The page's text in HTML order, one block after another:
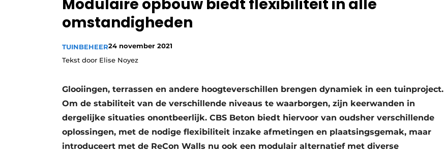
Vacature aanmelden
Video’s
Modulaire opbouw biedt flexibiliteit in alle
omstandigheden
TUINBEHEER24 november 2021
Tekst door Elise Noyez
Glooiingen, terrassen en andere hoogteverschillen brengen dynamiek in een tuinproject.
Om de stabiliteit van de verschillende niveaus te waarborgen, zijn keerwanden in
dergelijke situaties onontbeerlijk. CBS Beton biedt hiervoor van oudsher verschillende
oplossingen, met de nodige flexibiliteit inzake afmetingen en plaatsingsgemak, maar
introduceert met de ReCon Walls nu ook een modulair alternatief met diverse